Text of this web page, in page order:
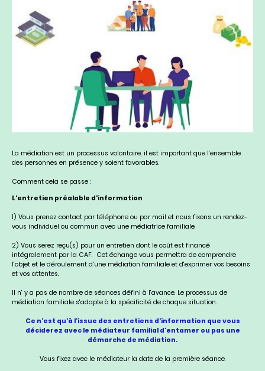
L'entretien préalable d'information
1) Vous prenez contact par téléphone ou par mail et nous fixons un rendez-
vous individuel ou commun avec une médiatrice familiale.
2) Vous serez reçu(s) pour un entretien dont le coût est financé
intégralement par la CAF. Cet échange vous permettra de comprendre
l'objet et le déroulement d'une médiation familiale et d'exprimer vos besoins
et vos attentes.
Il n' y a pas de nombre de séances défini à l'avance. Le processus de
médiation familiale s'adapte à la spécificité de chaque situation.
Ce n'est qu'à l'issue des entretiens d'information que vous
déciderez avec le médiateur familial d'entamer ou pas une
démarche de médiation.
Vous fixez avec le médiateur la date de la première séance.
La médiation est un processus volontaire, il est important que l'ensemble
des personnes en présence y soient favorables.
Comment cela se passe :